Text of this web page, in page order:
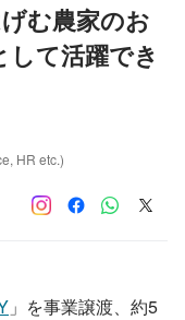
む農家のお
て活躍でき
HR etc.)
」を事業譲渡、約5